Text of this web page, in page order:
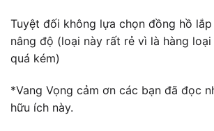
Tuyệt đối không lựa chọn đồng hồ
nâng độ (loại này rất rẻ vì là hàng
quá kém)
*Vang Vọng cảm ơn các bạn đã đọc
hữu ích này.